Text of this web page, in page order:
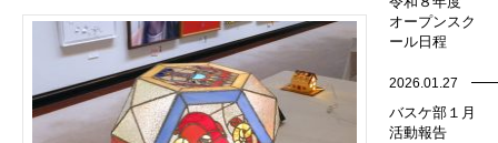
オープンスク
ール日程
2026.01.27
バスケ部１月
活動報告